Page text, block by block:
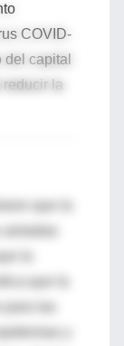
COVID-
capital
la
que la
las